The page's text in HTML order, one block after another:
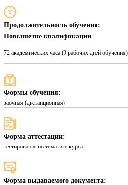
Продолжительность обучения:
Повышение квалификации
72 академических часа (9 рабочих дней обучения)
Формы обучения:
заочная (дистанционная)
Форма аттестации:
тестирование по тематике курса
Форма выдаваемого документа: